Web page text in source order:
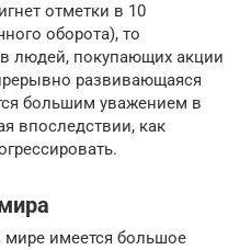
отметки в 10
оборота), то
людей, покупающих акции
развивающаяся
большим уважением в
впоследствии, как
имеется большое